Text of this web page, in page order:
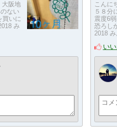
大阪地
ない
買いに
み
こんに
５８分
震度6
恐ろし
2018
いい